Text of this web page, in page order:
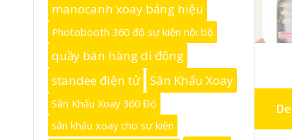
manocanh xoay bảng hiệu
Photobooth 360 độ sự kiện nội bộ
quầy bán hàng di động
standee điện tử
Sân Khấu Xoay
Sân Khấu Xoay 360 Độ
sân khấu xoay cho sự kiện